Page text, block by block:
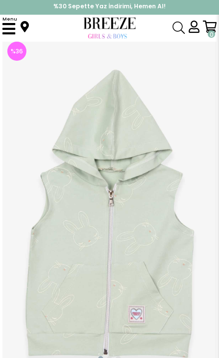
%30 Sepette Yaz İndirimi, Hemen Al!
İndirimlere ek %10 İndirimi Kap, Hemen Üye Ol!
0
Menu
Anasayfa Üst Giyim Yelek
%36